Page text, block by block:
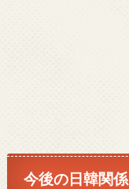
今後の日韓関係